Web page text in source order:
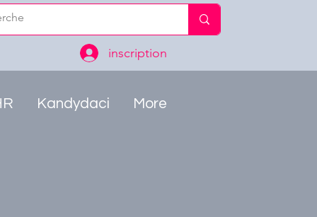
inscription
Kandydaci More